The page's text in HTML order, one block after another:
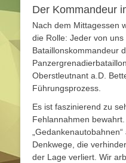
Der Kommandeur
Nach dem Mittagessen
die Rolle: Jeder von uns
Bataillonskommandeur
Oberstleutnant a.D.
Führungsprozess.
Es ist faszinierend zu
Fehlannahmen
Denkwege, die
der Lage verliert. Wir